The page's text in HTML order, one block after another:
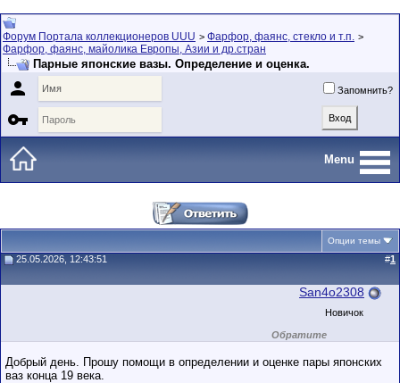
Форум Портала коллекционеров UUU > Фарфор, фаянс, стекло и т.п. >
Фарфор, фаянс, майолика Европы, Азии и др.стран
Парные японские вазы. Определение и оценка.
 Запомнить?

Menu
Опции темы
25.05.2026, 12:43:51 #1
San4o2308
Новичок
Обратите
внимание на
пользователя на
Добрый день. Прошу помощи в определении и оценке пары японских
ваз конца 19 века.